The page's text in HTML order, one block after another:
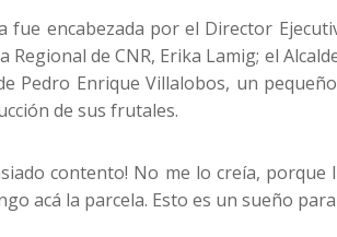
fue encabezada por el Director
Regional de CNR, Erika Lamig; el
Pedro Enrique Villalobos, un
de sus frutales.
contento! No me lo creía,
acá la parcela. Esto es un sueño